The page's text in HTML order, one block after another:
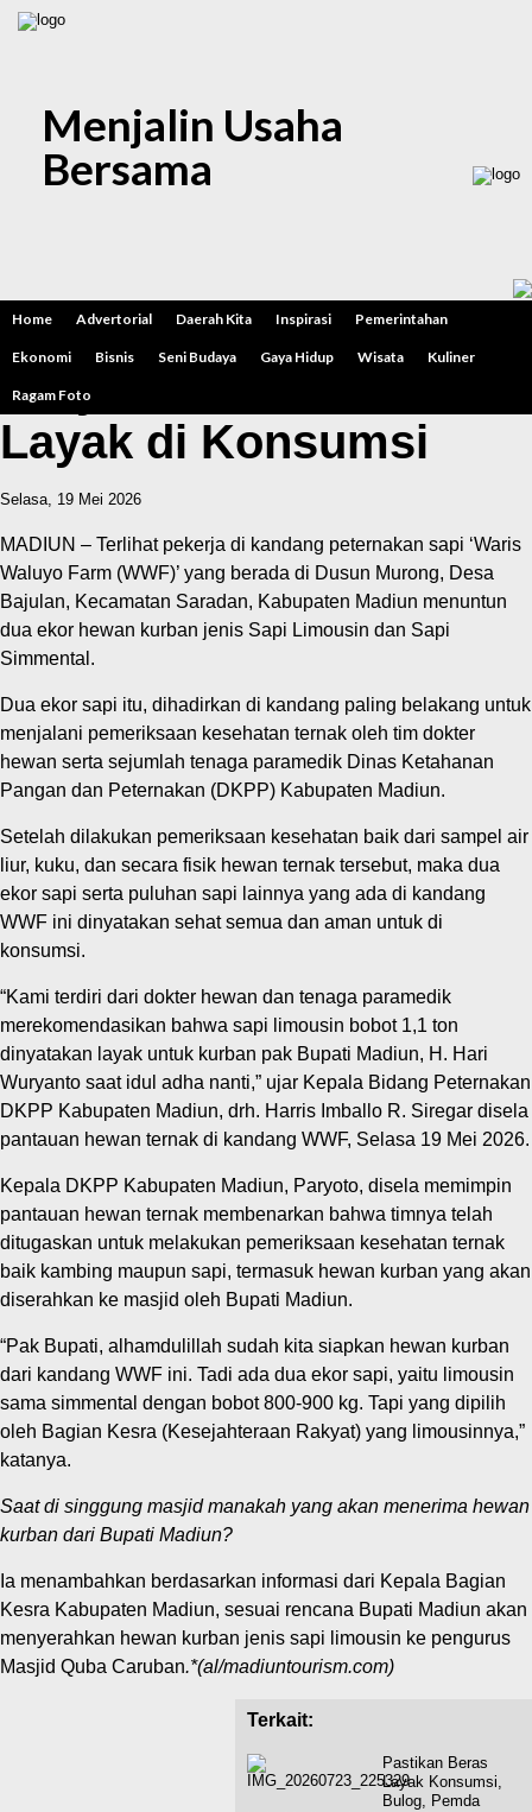
Menjalin Usaha
Bersama
Home Advertorial Daerah Kita Inspirasi Pemerintahan
Ekonomi Bisnis Seni Budaya Gaya Hidup Wisata Kuliner
Ragam Foto
Kurban Bupati Madiun
Dinyatakan Sehat dan
Layak di Konsumsi
Selasa, 19 Mei 2026
MADIUN – Terlihat pekerja di kandang peternakan sapi ‘Waris
Waluyo Farm (WWF)’ yang berada di Dusun Murong, Desa
Bajulan, Kecamatan Saradan, Kabupaten Madiun menuntun
dua ekor hewan kurban jenis Sapi Limousin dan Sapi
Simmental.
Dua ekor sapi itu, dihadirkan di kandang paling belakang untuk
menjalani pemeriksaan kesehatan ternak oleh tim dokter
hewan serta sejumlah tenaga paramedik Dinas Ketahanan
Pangan dan Peternakan (DKPP) Kabupaten Madiun.
Setelah dilakukan pemeriksaan kesehatan baik dari sampel air
liur, kuku, dan secara fisik hewan ternak tersebut, maka dua
ekor sapi serta puluhan sapi lainnya yang ada di kandang
WWF ini dinyatakan sehat semua dan aman untuk di
konsumsi.
“Kami terdiri dari dokter hewan dan tenaga paramedik
merekomendasikan bahwa sapi limousin bobot 1,1 ton
dinyatakan layak untuk kurban pak Bupati Madiun, H. Hari
Wuryanto saat idul adha nanti,” ujar Kepala Bidang Peternakan
DKPP Kabupaten Madiun, drh. Harris Imballo R. Siregar disela
pantauan hewan ternak di kandang WWF, Selasa 19 Mei 2026.
Kepala DKPP Kabupaten Madiun, Paryoto, disela memimpin
pantauan hewan ternak membenarkan bahwa timnya telah
ditugaskan untuk melakukan pemeriksaan kesehatan ternak
baik kambing maupun sapi, termasuk hewan kurban yang akan
diserahkan ke masjid oleh Bupati Madiun.
“Pak Bupati, alhamdulillah sudah kita siapkan hewan kurban
dari kandang WWF ini. Tadi ada dua ekor sapi, yaitu limousin
sama simmental dengan bobot 800-900 kg. Tapi yang dipilih
oleh Bagian Kesra (Kesejahteraan Rakyat) yang limousinnya,”
katanya.
Saat di singgung masjid manakah yang akan menerima hewan
kurban dari Bupati Madiun?
Ia menambahkan berdasarkan informasi dari Kepala Bagian
Kesra Kabupaten Madiun, sesuai rencana Bupati Madiun akan
menyerahkan hewan kurban jenis sapi limousin ke pengurus
Masjid Quba Caruban.*(al/madiuntourism.com)
Terkait:
Pastikan Beras
Layak Konsumsi,
Bulog, Pemda